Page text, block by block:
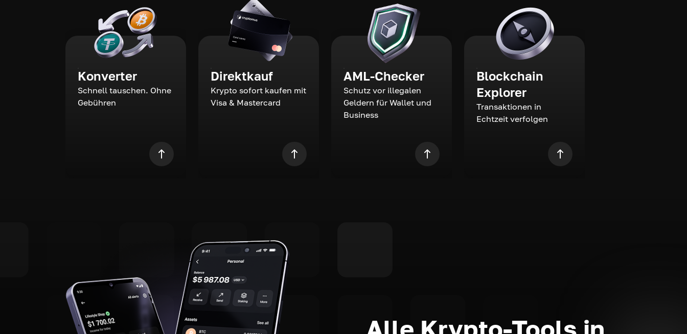
Konverter
Schnell tauschen. Ohne
Gebühren
Direktkauf
Krypto sofort kaufen mit
Visa & Mastercard
AML-Checker
Schutz vor illegalen
Geldern für Wallet und
Business
Blockchain
Explorer
Transaktionen in
Echtzeit verfolgen